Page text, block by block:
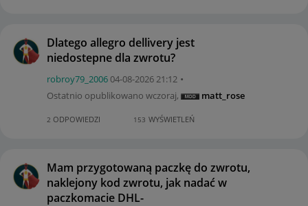
Dlatego allegro dellivery jest
niedostepne dla zwrotu?
robroy79_2006‎04-08-202621:12
Ostatnio opublikowano wczoraj, matt_rose
2 ODPOWIEDZI 153 WYŚWIETLEŃ
Mam przygotowaną paczkę do zwrotu,
naklejony kod zwrotu, jak nadać w
paczkomacie DHL-